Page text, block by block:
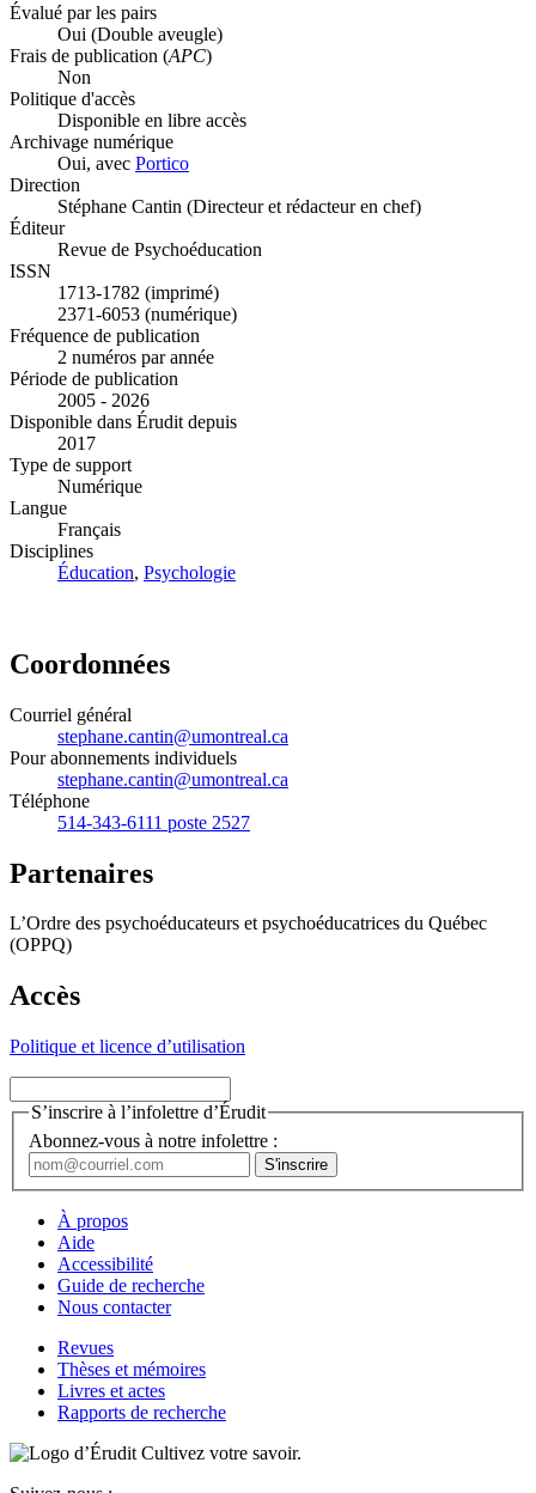
Évalué par les pairs
Oui (Double aveugle)
Frais de publication (APC)
Non
Politique d'accès
Disponible en libre accès
Archivage numérique
Oui, avec Portico
Direction
Stéphane Cantin (Directeur et rédacteur en chef)
Éditeur
Revue de Psychoéducation
ISSN
1713-1782 (imprimé)
2371-6053 (numérique)
Fréquence de publication
2 numéros par année
Période de publication
2005 - 2026
Disponible dans Érudit depuis
2017
Type de support
Numérique
Langue
Français
Disciplines
Éducation, Psychologie
Coordonnées
Courriel général
stephane.cantin@umontreal.ca
Pour abonnements individuels
stephane.cantin@umontreal.ca
Téléphone
514-343-6111 poste 2527
Partenaires
L’Ordre des psychoéducateurs et psychoéducatrices du Québec
(OPPQ)
Accès
Politique et licence d’utilisation
S’inscrire à l’infolettre d’Érudit
Abonnez-vous à notre infolettre :
À propos
Aide
Accessibilité
Guide de recherche
Nous contacter
Revues
Thèses et mémoires
Livres et actes
Rapports de recherche
Cultivez votre savoir.